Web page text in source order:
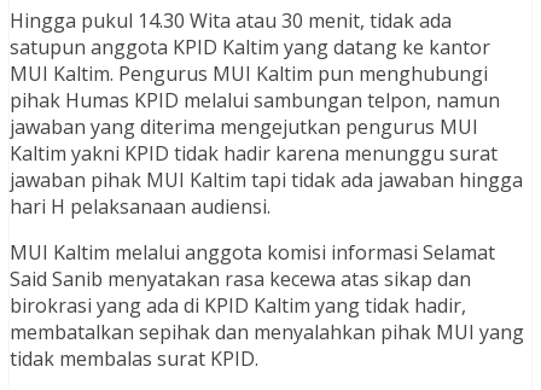
Hingga pukul 14.30 Wita atau 30 menit, tidak ada
satupun anggota KPID Kaltim yang datang ke kantor
MUI Kaltim. Pengurus MUI Kaltim pun menghubungi
pihak Humas KPID melalui sambungan telpon, namun
jawaban yang diterima mengejutkan pengurus MUI
Kaltim yakni KPID tidak hadir karena menunggu surat
jawaban pihak MUI Kaltim tapi tidak ada jawaban hingga
hari H pelaksanaan audiensi.
MUI Kaltim melalui anggota komisi informasi Selamat
Said Sanib menyatakan rasa kecewa atas sikap dan
birokrasi yang ada di KPID Kaltim yang tidak hadir,
membatalkan sepihak dan menyalahkan pihak MUI yang
tidak membalas surat KPID.